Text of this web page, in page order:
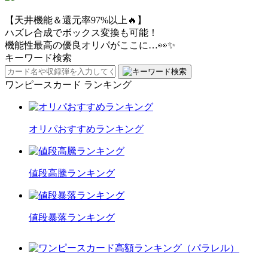
【天井機能＆還元率97%以上🔥】
ハズレ合成でボックス変換も可能！
機能性最高の優良オリパがここに…👀✨
キーワード検索
ワンピースカード ランキング
オリパおすすめランキング
値段高騰ランキング
値段暴落ランキング